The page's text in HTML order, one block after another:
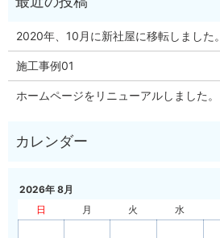
2020年、10月に新社屋に移転しました。
施工事例01
ホームページをリニューアルしました。
2026年 8月
日
月 火 水